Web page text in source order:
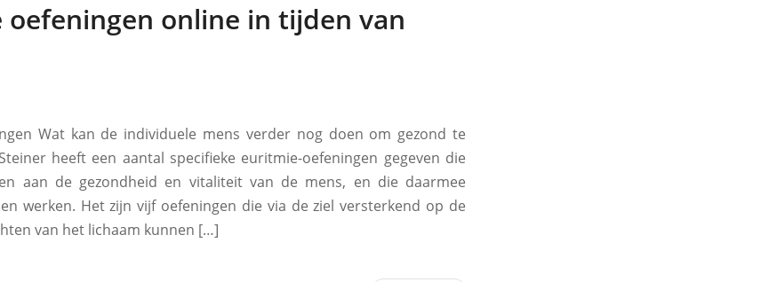
oefeningen online in tijden van
Wat kan de individuele mens verder nog doen om gezond te
heeft een aantal specifieke euritmie-oefeningen gegeven die
aan de gezondheid en vitaliteit van de mens, en die daarmee
werken. Het zijn vijf oefeningen die via de ziel versterkend op de
van het lichaam kunnen […]